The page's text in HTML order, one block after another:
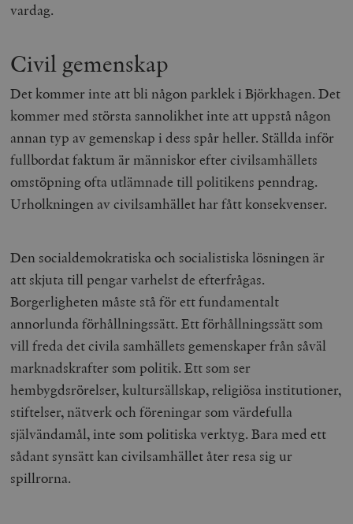
vardag.
Civil gemenskap
Det kommer inte att bli någon parklek i Björkhagen. Det
kommer med största sannolikhet inte att uppstå någon
annan typ av gemenskap i dess spår heller. Ställda inför
fullbordat faktum är människor efter civilsamhällets
omstöpning ofta utlämnade till politikens penndrag.
Urholkningen av civilsamhället har fått konsekvenser.
Den socialdemokratiska och socialistiska lösningen är
att skjuta till pengar varhelst de efterfrågas.
Borgerligheten måste stå för ett fundamentalt
annorlunda förhållningssätt. Ett förhållningssätt som
vill freda det civila samhällets gemenskaper från såväl
marknadskrafter som politik. Ett som ser
hembygdsrörelser, kultursällskap, religiösa institutioner,
stiftelser, nätverk och föreningar som värdefulla
självändamål, inte som politiska verktyg. Bara med ett
sådant synsätt kan civilsamhället åter resa sig ur
spillrorna.